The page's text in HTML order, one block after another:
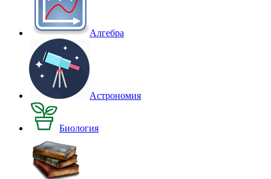
Алгебра
Астрономия
Биология